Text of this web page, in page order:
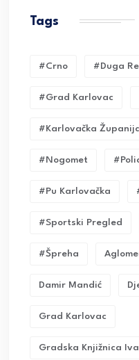
Tags
#crno #duga
#grad Karlovac
#karlovačka
#nogomet
#pu Karlovačka
#sportski Pregled
#Špreha
Damir Mandić
Grad Karlovac
Gradska Knjižnica